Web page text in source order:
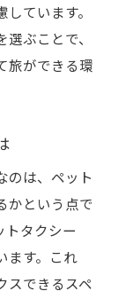
ています。
ぶことで、
旅ができる環
のは、ペット
かという点で
トタクシー
ます。これ
スできるスペ